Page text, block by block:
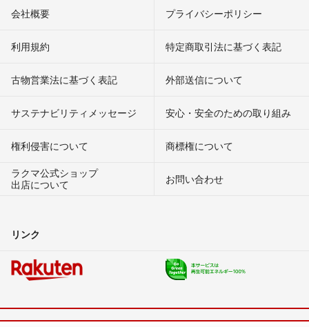
会社概要 プライバシーポリシー
利用規約 特定商取引法に基づく表記
古物営業法に基づく表記 外部送信について
サステナビリティメッセージ 安心・安全のための取り組み
権利侵害について
商標権について
ラクマ公式ショップ
出店について
お問い合わせ
リンク